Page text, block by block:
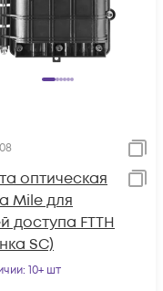
оптическая
Mile для
доступа FTTH
SC)
: 10+ шт